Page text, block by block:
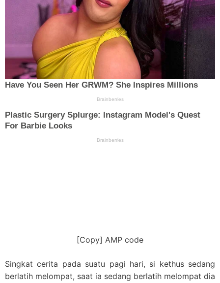
[Copy] AMP code
Singkat cerita pada suatu pagi hari, si kethus sedang
berlatih melompat, saat ia sedang berlatih melompat dia